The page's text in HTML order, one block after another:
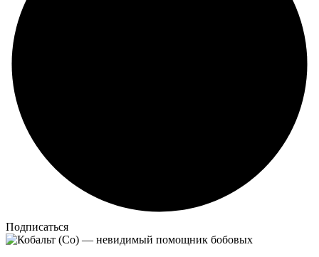
Подписаться